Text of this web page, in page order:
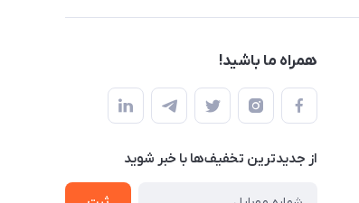
همراه ما باشید!
از جدید‌ترین تخفیف‌ها با‌ خبر شوید